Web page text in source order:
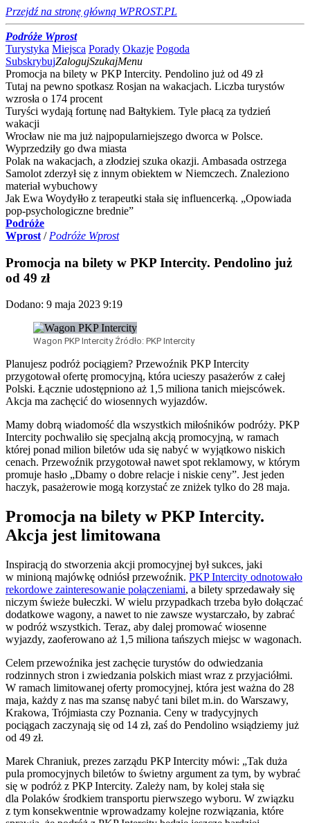
Przejdź na stronę główną WPROST.PL
Podróże Wprost
Turystyka Miejsca Porady Okazje Pogoda
SubskrybujZalogujSzukajMenu
Promocja na bilety w PKP Intercity. Pendolino już od 49 zł
Tutaj na pewno spotkasz Rosjan na wakacjach. Liczba turystów
wzrosła o 174 procent
Turyści wydają fortunę nad Bałtykiem. Tyle płacą za tydzień
wakacji
Wrocław nie ma już najpopularniejszego dworca w Polsce.
Wyprzedziły go dwa miasta
Polak na wakacjach, a złodziej szuka okazji. Ambasada ostrzega
Samolot zderzył się z innym obiektem w Niemczech. Znaleziono
materiał wybuchowy
Jak Ewa Woydyłło z terapeutki stała się influencerką. „Opowiada
pop-psychologiczne brednie”
Podróże
Wprost / Podróże Wprost
Promocja na bilety w PKP Intercity. Pendolino już
od 49 zł
Dodano: 9 maja 2023 9:19
Wagon PKP Intercity Źródło: PKP Intercity
Planujesz podróż pociągiem? Przewoźnik PKP Intercity
przygotował ofertę promocyjną, która ucieszy pasażerów z całej
Polski. Łącznie udostępniono aż 1,5 miliona tanich miejscówek.
Akcja ma zachęcić do wiosennych wyjazdów.
Mamy dobrą wiadomość dla wszystkich miłośników podróży. PKP
Intercity pochwaliło się specjalną akcją promocyjną, w ramach
której ponad milion biletów uda się nabyć w wyjątkowo niskich
cenach. Przewoźnik przygotował nawet spot reklamowy, w którym
promuje hasło „Dbamy o dobre relacje i niskie ceny”. Jest jeden
haczyk, pasażerowie mogą korzystać ze zniżek tylko do 28 maja.
Promocja na bilety w PKP Intercity.
Akcja jest limitowana
Inspiracją do stworzenia akcji promocyjnej był sukces, jaki
w minioną majówkę odniósł przewoźnik. PKP Intercity odnotowało
rekordowe zainteresowanie połączeniami, a bilety sprzedawały się
niczym świeże bułeczki. W wielu przypadkach trzeba było dołączać
dodatkowe wagony, a nawet to nie zawsze wystarczało, by zabrać
w podróż wszystkich. Teraz, aby dalej promować wiosenne
wyjazdy, zaoferowano aż 1,5 miliona tańszych miejsc w wagonach.
Celem przewoźnika jest zachęcie turystów do odwiedzania
rodzinnych stron i zwiedzania polskich miast wraz z przyjaciółmi.
W ramach limitowanej oferty promocyjnej, która jest ważna do 28
maja, każdy z nas ma szansę nabyć tani bilet m.in. do Warszawy,
Krakowa, Trójmiasta czy Poznania. Ceny w tradycyjnych
pociągach zaczynają się od 14 zł, zaś do Pendolino wsiądziemy już
od 49 zł.
Marek Chraniuk, prezes zarządu PKP Intercity mówi: „Tak duża
pula promocyjnych biletów to świetny argument za tym, by wybrać
się w podróż z PKP Intercity. Zależy nam, by kolej stała się
dla Polaków środkiem transportu pierwszego wyboru. W związku
z tym konsekwentnie wprowadzamy kolejne rozwiązania, które